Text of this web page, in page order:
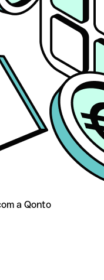
a Qonto